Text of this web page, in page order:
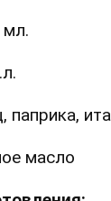
паприка,
масло